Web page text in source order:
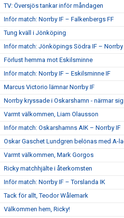
TV: Översjös tankar inför måndagen
Inför match: Norrby IF – Falkenbergs FF
Tung kväll i Jönköping
Inför match: Jönköpings Södra IF – Norrby
Förlust hemma mot Eskilsminne
Inför match: Norrby IF – Eskilsminne IF
Marcus Victorio lämnar Norrby IF
Norrby kryssade i Oskarshamn - närmar
Varmt välkommen, Liam Olausson
Inför match: Oskarshamns AIK – Norrby IF
Oskar Gaschet Lundgren belönas med A-
Varmt välkommen, Mark Gorgos
Ricky matchhjälte i återkomsten
Inför match: Norrby IF – Torslanda IK
Tack för allt, Teodor Wålemark
Välkommen hem, Ricky!